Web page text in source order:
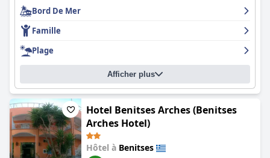
Bord De Mer
Famille
Plage
Afficher plus
Hotel Benitses Arches (Benitses
Arches Hotel)
Hôtel à Benitses